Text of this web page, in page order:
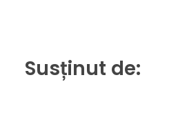
Susținut de: